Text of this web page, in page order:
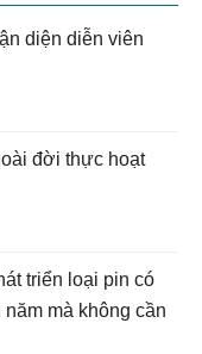
diện diễn viên
đời thực hoạt
triển loại pin có
mà không cần